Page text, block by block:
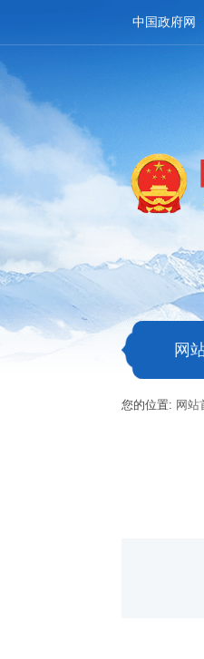
中国政府网
网
您的位置: 网站